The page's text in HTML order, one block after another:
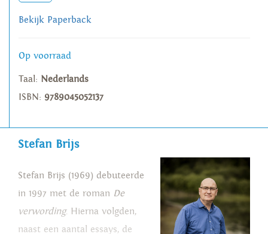
Bekijk Paperback
Op voorraad
Taal: Nederlands
ISBN: 9789045052137
Stefan Brijs
Stefan Brijs (1969) debuteerde
in 1997 met de roman De
verwording. Hierna volgden,
naast een aantal essays, de